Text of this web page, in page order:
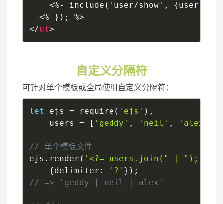
<%- include('user/show', {user:
</ul>
自定义分隔符
可针对单个模板或全局使用自定义分隔符：
let ejs = require ( 'ejs' ) ,
    users
= [ 'geddy' , 'neil' , 'alex'
ejs . render ( '<?= users.join(" | "); ?>'
{delimiter : '?' } ) ;